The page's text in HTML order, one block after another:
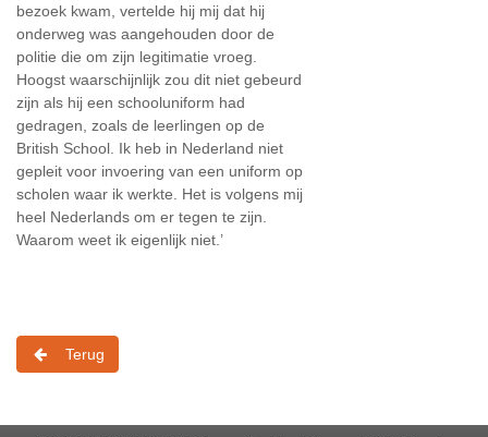
bezoek kwam, vertelde hij mij dat hij
onderweg was aangehouden door de
politie die om zijn legitimatie vroeg.
Hoogst waarschijnlijk zou dit niet gebeurd
zijn als hij een schooluniform had
gedragen, zoals de leerlingen op de
British School. Ik heb in Nederland niet
gepleit voor invoering van een uniform op
scholen waar ik werkte. Het is volgens mij
heel Nederlands om er tegen te zijn.
Waarom weet ik eigenlijk niet.’
Terug